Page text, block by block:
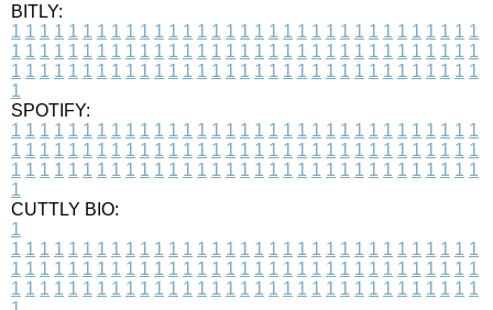
BITLY:
1 1 1 1 1 1 1 1 1 1 1 1 1 1 1 1 1 1 1 1 1 1 1 1 1 1 1 1 1 1 1 1 1
1 1 1 1 1 1 1 1 1 1 1 1 1 1 1 1 1 1 1 1 1 1 1 1 1 1 1 1 1 1 1 1 1
1 1 1 1 1 1 1 1 1 1 1 1 1 1 1 1 1 1 1 1 1 1 1 1 1 1 1 1 1 1 1 1 1
1
SPOTIFY:
1 1 1 1 1 1 1 1 1 1 1 1 1 1 1 1 1 1 1 1 1 1 1 1 1 1 1 1 1 1 1 1 1
1 1 1 1 1 1 1 1 1 1 1 1 1 1 1 1 1 1 1 1 1 1 1 1 1 1 1 1 1 1 1 1 1
1 1 1 1 1 1 1 1 1 1 1 1 1 1 1 1 1 1 1 1 1 1 1 1 1 1 1 1 1 1 1 1 1
1
CUTTLY BIO:
1
1 1 1 1 1 1 1 1 1 1 1 1 1 1 1 1 1 1 1 1 1 1 1 1 1 1 1 1 1 1 1 1 1
1 1 1 1 1 1 1 1 1 1 1 1 1 1 1 1 1 1 1 1 1 1 1 1 1 1 1 1 1 1 1 1 1
1 1 1 1 1 1 1 1 1 1 1 1 1 1 1 1 1 1 1 1 1 1 1 1 1 1 1 1 1 1 1 1 1